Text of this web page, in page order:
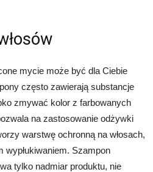
mycie może być dla Ciebie
często zawierają substancje
zmywać kolor z farbowanych
na zastosowanie odżywki
warstwę ochronną na włosach,
wypłukiwaniem. Szampon
tylko nadmiar produktu, nie